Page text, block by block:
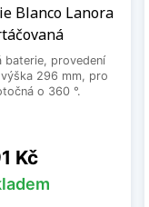
Blanco Lanora
baterie, provedení
296 mm, pro
o 360 °.
Kč